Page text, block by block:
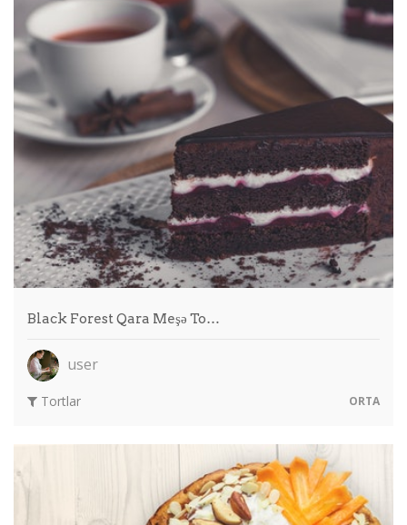
Black Forest Qara Meşə To…
user
Tortlar ORTA